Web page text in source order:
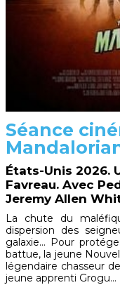
Séance
États-Unis 2026.
Favreau. Avec
Jeremy Allen
La chute du
dispersion des
galaxie… Pour
battue, la jeune
légendaire chasseur
jeune apprenti Grogu…